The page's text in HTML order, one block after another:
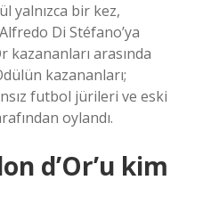
yalnızca bir kez,
Di Stéfano’ya
kazananları arasında
kazananları;
futbol jürileri ve eski
oylandı.
d’Or’u kim